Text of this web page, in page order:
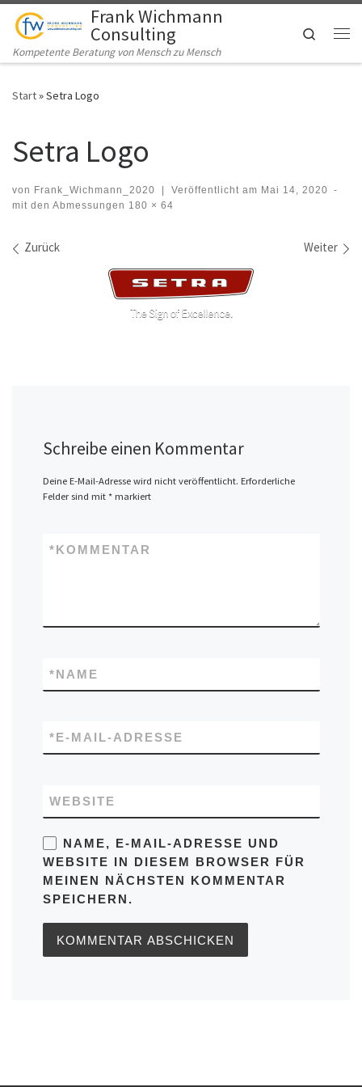
Zum Inhalt springenFrank Wichmann
Consulting
Kompetente Beratung von Mensch zu Mensch
Search
Start»Setra Logo
Setra Logo
von Frank_Wichmann_2020 | Veröffentlicht am Mai 14, 2020 -
mit den Abmessungen 180 × 64
Bilder Navigation
Zurück Weiter
Schreibe einen Kommentar
Deine E-Mail-Adresse wird nicht veröffentlicht. Erforderliche
Felder sind mit *markiert
KOMMENTAR
*
NAME
*
E-MAIL-ADRESSE
*
WEBSITE
NAME, E-MAIL-ADRESSE UND
WEBSITE IN DIESEM BROWSER FÜR
MEINEN NÄCHSTEN KOMMENTAR
SPEICHERN.